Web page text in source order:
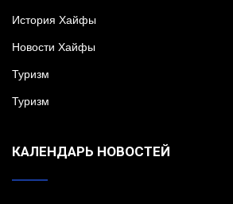
История Хайфы
Новости Хайфы
Туризм
Туризм
КАЛЕНДАРЬ НОВОСТЕЙ